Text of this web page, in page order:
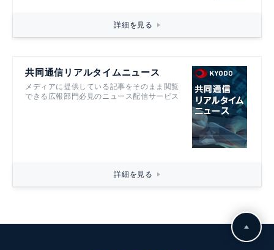
詳細を見る
共同通信リアルタイムニュース
メディアに提供している記事をそのまま閲覧
できる広報部門必見のニュース配信サービス
詳細を見る